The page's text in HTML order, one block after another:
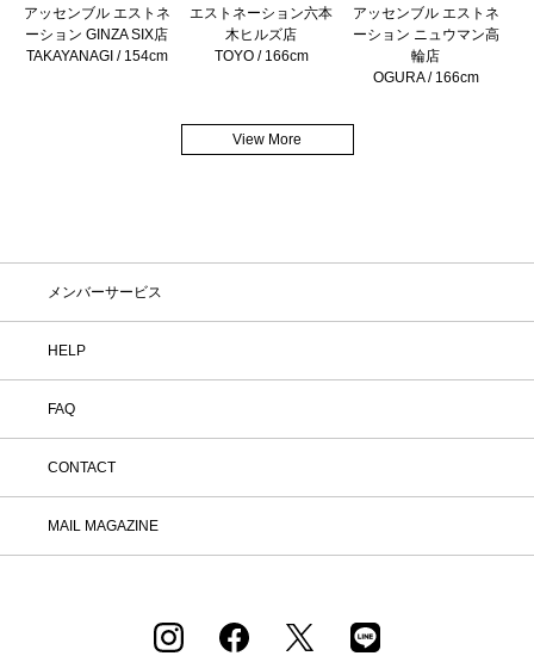
アッセンブル エストネ
ーション GINZA SIX店
TAKAYANAGI / 154cm
エストネーション六本
木ヒルズ店
TOYO / 166cm
アッセンブル エストネ
ーション ニュウマン高
輪店
OGURA / 166cm
View More
メンバーサービス
HELP
FAQ
CONTACT
MAIL MAGAZINE